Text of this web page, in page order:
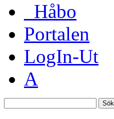
_Håbo
Portalen
LogIn-Ut
A
Sök